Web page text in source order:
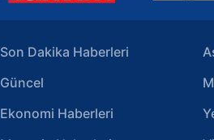
Son Dakika Haberleri
Güncel
Ekonomi Haberleri